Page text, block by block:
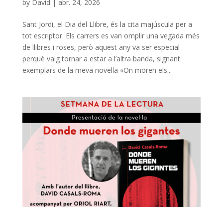
by David | abr. 24, 2026
Sant Jordi, el Dia del Llibre, és la cita majúscula per a
tot escriptor. Els carrers es van omplir una vegada més
de llibres i roses, però aquest any va ser especial
perquè vaig tornar a estar a l’altra banda, signant
exemplars de la meva novel·la «On moren els...